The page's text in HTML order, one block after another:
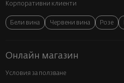
Корпоративни клиенти
Бели вина Червени вина Розе
Онлайн магазин
Условия за ползване